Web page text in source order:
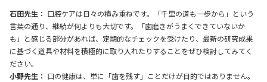
石田先生： 口腔ケアは日々の積み重ねです。「千里の道も一歩から」という
言葉の通り、継続が何よりも大切です。「歯磨きがうまくできていないか
も」と感じる部分があれば、定期的なチェックを受けたり、最新の研究成果
に基づく道具や材料を積極的に取り入れたりすることをぜひ検討してみてく
ださい。
小野先生： 口の健康は、単に「歯を残す」ことだけが目的ではありません。